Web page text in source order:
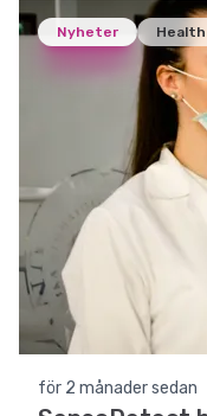
Nyheter Health
för 2 månader sedan